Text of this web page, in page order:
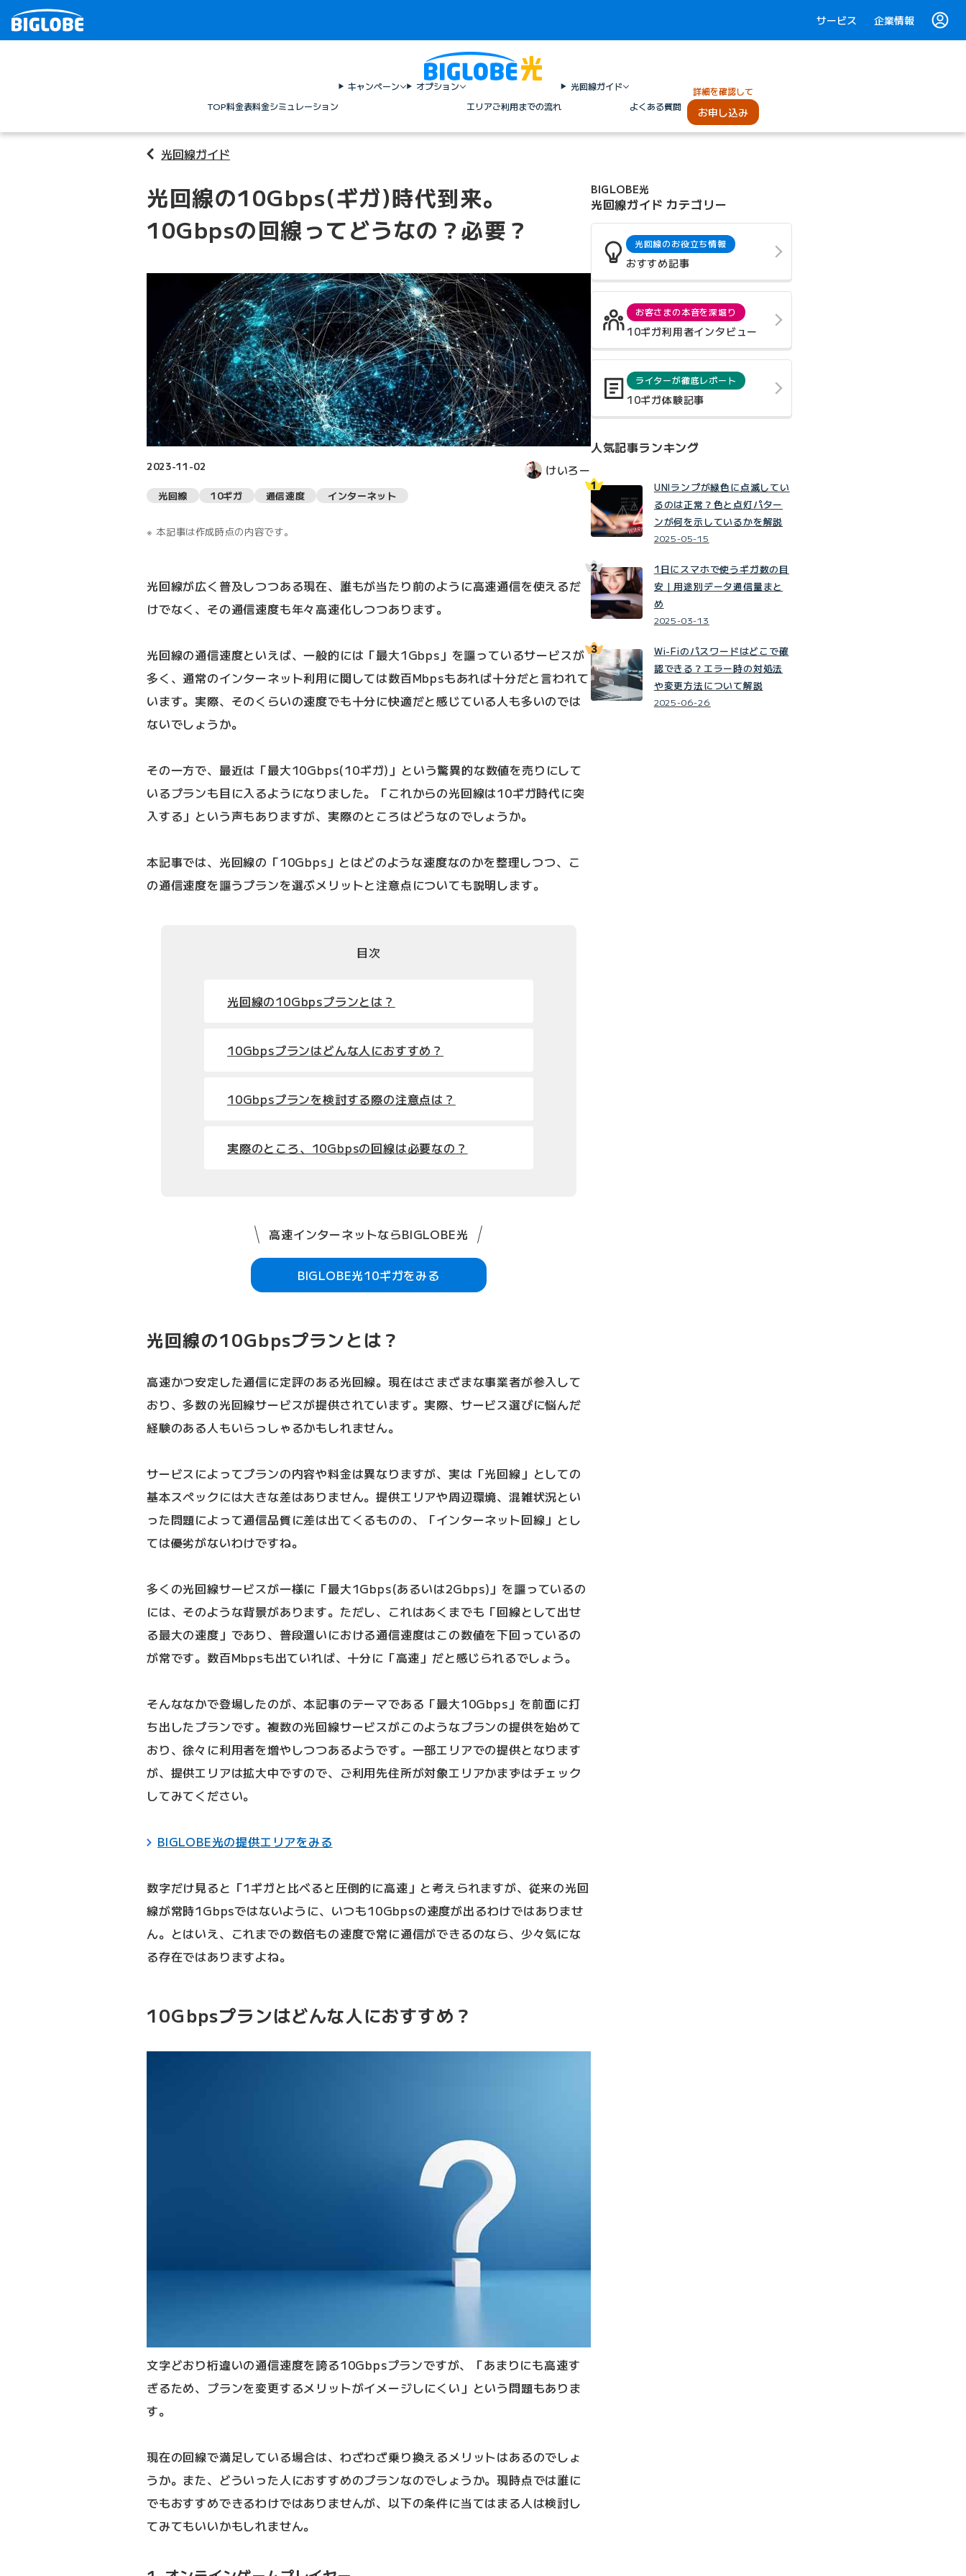
サービス 企業情報
TOP料金表料金シミュレーション
キャンペーン
オプション
エリアご利用までの流れ
光回線ガイド
よくある質問
詳細を確認して
お申し込み
光回線ガイド
光回線の10Gbps(ギガ)時代到来。
10Gbpsの回線ってどうなの？必要？
2023-11-02 けいろー
光回線 10ギガ 通信速度 インターネット
本記事は作成時点の内容です。
光回線が広く普及しつつある現在、誰もが当たり前のように高速通信を使えるだ
けでなく、その通信速度も年々高速化しつつあります。
光回線の通信速度といえば、一般的には「最大1Gbps」を謳っているサービスが
多く、通常のインターネット利用に関しては数百Mbpsもあれば十分だと言われて
います。実際、そのくらいの速度でも十分に快適だと感じている人も多いのでは
ないでしょうか。
その一方で、最近は「最大10Gbps(10ギガ)」という驚異的な数値を売りにして
いるプランも目に入るようになりました。「これからの光回線は10ギガ時代に突
入する」という声もありますが、実際のところはどうなのでしょうか。
本記事では、光回線の「10Gbps」とはどのような速度なのかを整理しつつ、こ
の通信速度を謳うプランを選ぶメリットと注意点についても説明します。
目次
光回線の10Gbpsプランとは？
10Gbpsプランはどんな人におすすめ？
10Gbpsプランを検討する際の注意点は？
実際のところ、10Gbpsの回線は必要なの？
高速インターネットならBIGLOBE光
BIGLOBE光10ギガをみる
光回線の10Gbpsプランとは？
高速かつ安定した通信に定評のある光回線。現在はさまざまな事業者が参入して
おり、多数の光回線サービスが提供されています。実際、サービス選びに悩んだ
経験のある人もいらっしゃるかもしれません。
サービスによってプランの内容や料金は異なりますが、実は「光回線」としての
基本スペックには大きな差はありません。提供エリアや周辺環境、混雑状況とい
った問題によって通信品質に差は出てくるものの、「インターネット回線」とし
ては優劣がないわけですね。
多くの光回線サービスが一様に「最大1Gbps(あるいは2Gbps)」を謳っているの
には、そのような背景があります。ただし、これはあくまでも「回線として出せ
る最大の速度」であり、普段遣いにおける通信速度はこの数値を下回っているの
が常です。数百Mbpsも出ていれば、十分に「高速」だと感じられるでしょう。
そんななかで登場したのが、本記事のテーマである「最大10Gbps」を前面に打
ち出したプランです。複数の光回線サービスがこのようなプランの提供を始めて
おり、徐々に利用者を増やしつつあるようです。一部エリアでの提供となります
が、提供エリアは拡大中ですので、ご利用先住所が対象エリアかまずはチェック
してみてください。
BIGLOBE光の提供エリアをみる
数字だけ見ると「1ギガと比べると圧倒的に高速」と考えられますが、従来の光回
線が常時1Gbpsではないように、いつも10Gbpsの速度が出るわけではありませ
ん。とはいえ、これまでの数倍もの速度で常に通信ができるのなら、少々気にな
る存在ではありますよね。
10Gbpsプランはどんな人におすすめ？
文字どおり桁違いの通信速度を誇る10Gbpsプランですが、「あまりにも高速す
ぎるため、プランを変更するメリットがイメージしにくい」という問題もありま
す。
現在の回線で満足している場合は、わざわざ乗り換えるメリットはあるのでしょ
うか。また、どういった人におすすめのプランなのでしょうか。現時点では誰に
でもおすすめできるわけではありませんが、以下の条件に当てはまる人は検討し
てみてもいいかもしれません。
BIGLOBE光
光回線ガイド カテゴリー
光回線のお役立ち情報
おすすめ記事
お客さまの本音を深堀り
10ギガ利用者インタビュー
ライターが徹底レポート
10ギガ体験記事
人気記事ランキング
UNIランプが緑色に点滅してい
るのは正常？色と点灯パター
ンが何を示しているかを解説
2025-05-15
1日にスマホで使うギガ数の目
安｜用途別データ通信量まと
め
2025-03-13
Wi-Fiのパスワードはどこで確
認できる？エラー時の対処法
や変更方法について解説
2025-06-26